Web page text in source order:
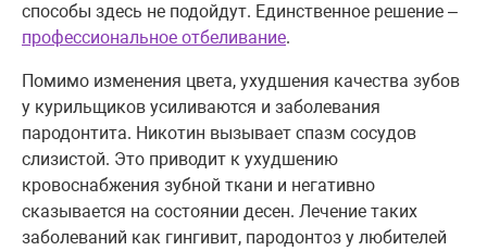
способы здесь не подойдут. Единственное решение –
профессиональное отбеливание.
Помимо изменения цвета, ухудшения качества зубов
у курильщиков усиливаются и заболевания
пародонтита. Никотин вызывает спазм сосудов
слизистой. Это приводит к ухудшению
кровоснабжения зубной ткани и негативно
сказывается на состоянии десен. Лечение таких
заболеваний как гингивит, пародонтоз у любителей